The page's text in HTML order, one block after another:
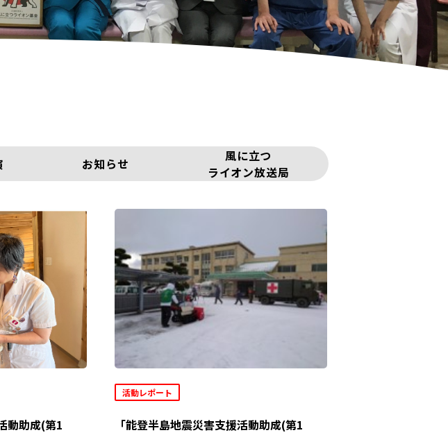
お知らせ
風に立つ
ライオン放送局
動助成(第1
活動レポート
「能登半島地震災害支援活動助成(第1